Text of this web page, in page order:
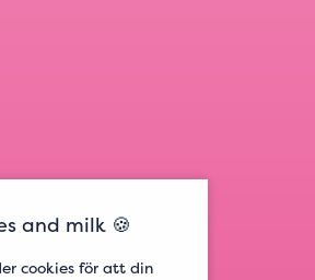
and milk 🍪
cookies för att din